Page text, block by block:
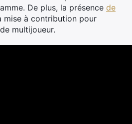
De plus, la présence de
mise à contribution pour
multijoueur.